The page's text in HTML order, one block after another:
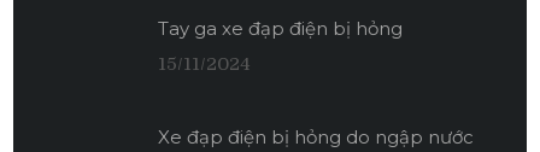
Tay ga xe đạp điện bị hỏng
15/11/2024
Xe đạp điện bị hỏng do ngập nước